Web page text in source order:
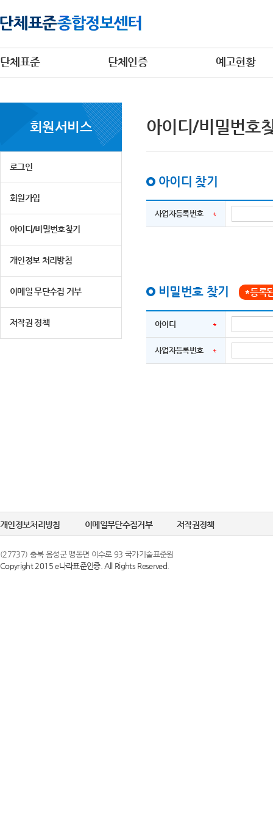
단체표준 단체인증 예고현황
회원서비스
로그인
회원가입
아이디/비밀번호찾기
개인정보 처리방침
이메일 무단수집 거부
저작권 정책
아이디/비밀번호
아이디 찾기
사업자등록번호
비밀번호 찾기 *등록
아이디
사업자등록번호
개인정보처리방침 이메일무단수집거부 저작권정책
(27737) 충북 음성군 맹동면 이수로 93 국가기술표준원
Copyright 2015 e나라표준인증. All Rights Reserved.